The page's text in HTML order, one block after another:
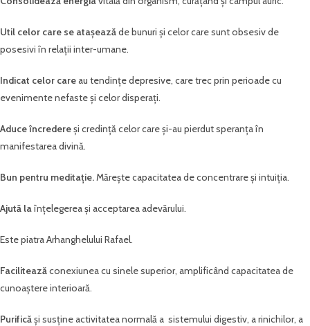
Util celor care se atașeazăde bunuri și celor care sunt obsesiv de
posesivi în relații inter-umane.
Indicat celor careau tendințe depresive, care trec prin perioade cu
evenimente nefaste și celor disperați.
Aduce încredereși credință celor care și-au pierdut speranța în
manifestarea divină.
Bun pentru meditație.Mărește capacitatea de concentrare și intuiția.
Ajută laînțelegerea și acceptarea adevărului.
Este piatra Arhanghelului Rafael.
Faciliteazăconexiunea cu sinele superior, amplificând capacitatea de
cunoaștere interioară.
Purificăși susține activitatea normală a sistemului digestiv, a rinichilor, a